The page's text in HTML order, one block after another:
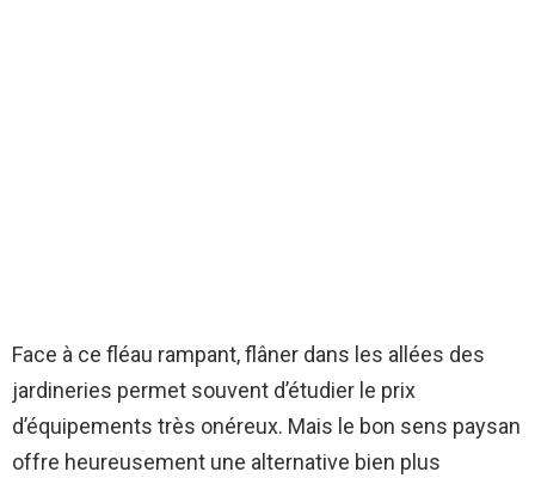
Face à ce fléau rampant, flâner dans les allées des
jardineries permet souvent d’étudier le prix
d’équipements très onéreux. Mais le bon sens paysan
offre heureusement une alternative bien plus